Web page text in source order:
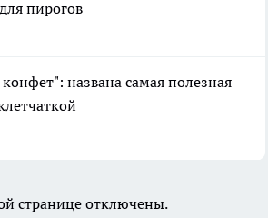
пирогов
названа самая полезная
странице отключены.